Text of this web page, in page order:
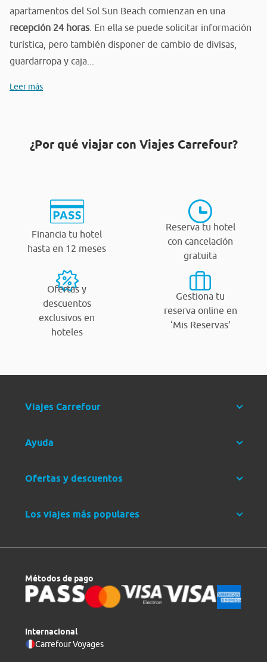
apartamentos del Sol Sun Beach comienzan en una
recepción 24 horas . En ella se puede solicitar información
turística, pero también disponer de cambio de divisas,
guardarropa y caja...
Leer más
¿Por qué viajar con Viajes Carrefour?
Financia tu hotel
hasta en 12 meses
Reserva tu hotel
con cancelación
gratuita
Ofertas y
descuentos
exclusivos en
hoteles
Gestiona tu
reserva online en
‘Mis Reservas’
Viajes Carrefour
Ayuda
Ofertas y descuentos
Los viajes más populares
Métodos de pago
Internacional
Carrefour Voyages